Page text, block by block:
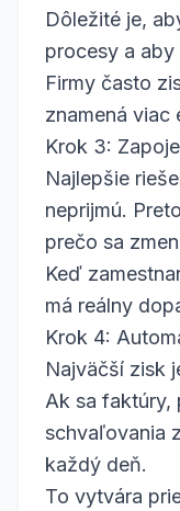
Dôležité je,
procesy a
Firmy často
znamená viac
Krok 3:
Najlepšie
neprijmú.
prečo sa
Keď
má reálny
Krok 4:
Najväčší zisk
Ak sa faktúry,
schvaľovania
každý deň.
To vytvára